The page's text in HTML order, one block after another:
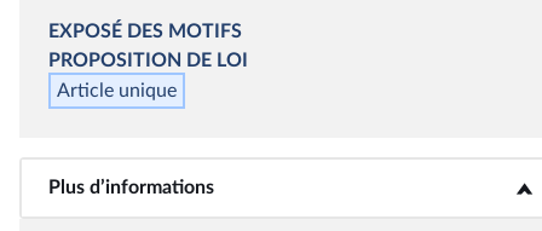
EXPOSÉ DES MOTIFS
PROPOSITION DE LOI
Article unique
Plus d’informations<b>Plus d’informations</b>